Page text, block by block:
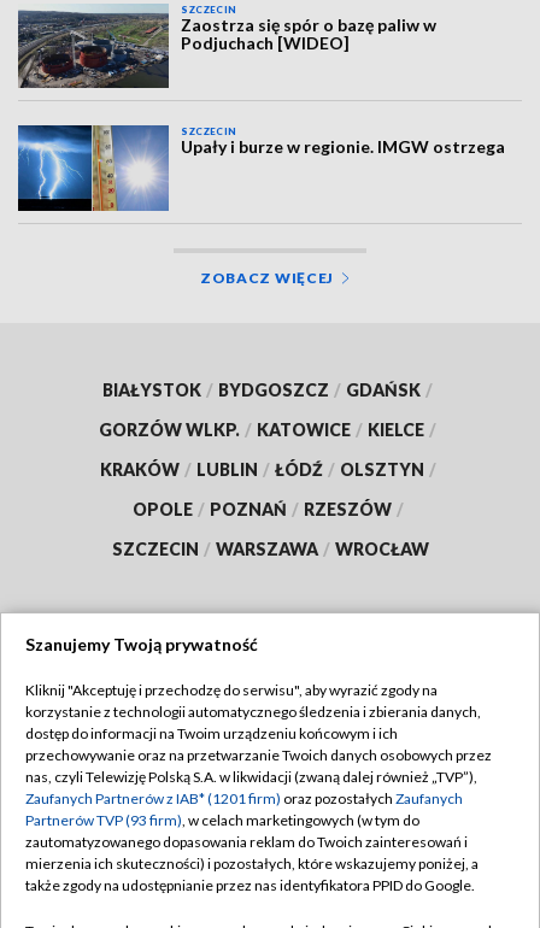
SZCZECIN
Zaostrza się spór o bazę paliw w
Podjuchach [WIDEO]
SZCZECIN
Upały i burze w regionie. IMGW ostrzega
ZOBACZ WIĘCEJ
BIAŁYSTOK / BYDGOSZCZ / GDAŃSK /
GORZÓW WLKP. / KATOWICE / KIELCE /
KRAKÓW / LUBLIN / ŁÓDŹ / OLSZTYN /
OPOLE / POZNAŃ / RZESZÓW /
SZCZECIN / WARSZAWA / WROCŁAW
TVP
Abonament TVP
Emisja w TVP
Centrum informacji TVP
Naziemna Telewizja Cyfrowa
Regulamin TVP
Polityka prywatności
Moje zgody
Pomoc
Szanujemy Twoją prywatność
Kliknij "Akceptuję i przechodzę do serwisu", aby wyrazić zgody na
korzystanie z technologii automatycznego śledzenia i zbierania danych,
dostęp do informacji na Twoim urządzeniu końcowym i ich
przechowywanie oraz na przetwarzanie Twoich danych osobowych przez
nas, czyli Telewizję Polską S.A. w likwidacji (zwaną dalej również „TVP”),
Zaufanych Partnerów z IAB* (1201 firm) oraz pozostałych Zaufanych
Partnerów TVP (93 firm), w celach marketingowych (w tym do
zautomatyzowanego dopasowania reklam do Twoich zainteresowań i
mierzenia ich skuteczności) i pozostałych, które wskazujemy poniżej, a
także zgody na udostępnianie przez nas identyfikatora PPID do Google.